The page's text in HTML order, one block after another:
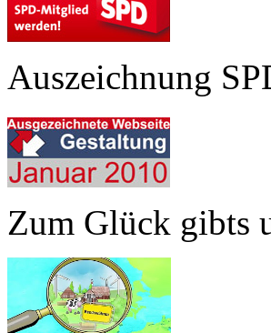
Auszeichnung
Zum Glück gibts